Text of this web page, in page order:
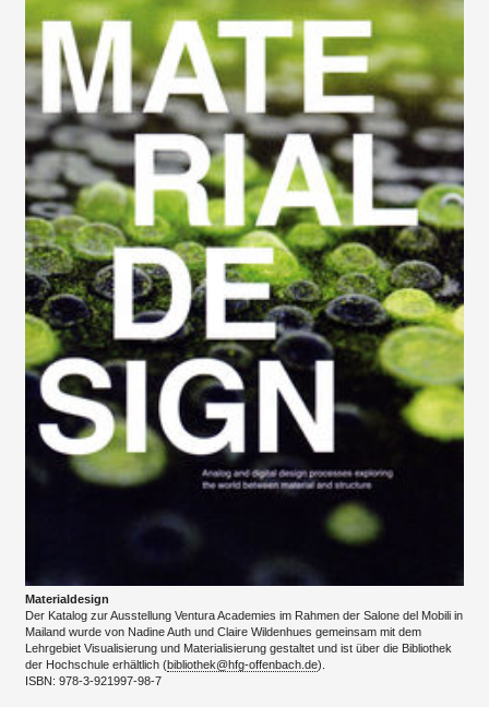
Materialdesign
Der Katalog zur Ausstellung Ventura Academies im Rahmen der Salone del Mobili in
Mailand wurde von Nadine Auth und Claire Wildenhues gemeinsam mit dem
Lehrgebiet Visualisierung und Materialisierung gestaltet und ist über die Bibliothek
der Hochschule erhältlich (bibliothek@hfg-offenbach.de).
​ISBN: 978-3-921997-98-7